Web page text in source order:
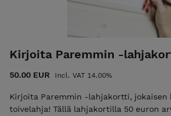
Kirjoita Paremmin -
50.00 EUR Incl. VAT 14.00%
Kirjoita Paremmin -lahjakortti, jokaisen
toivelahja! Tällä lahjakortilla 50 euron